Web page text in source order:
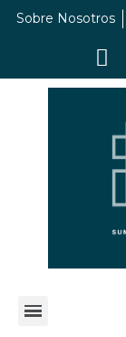
Sobre Nosotros